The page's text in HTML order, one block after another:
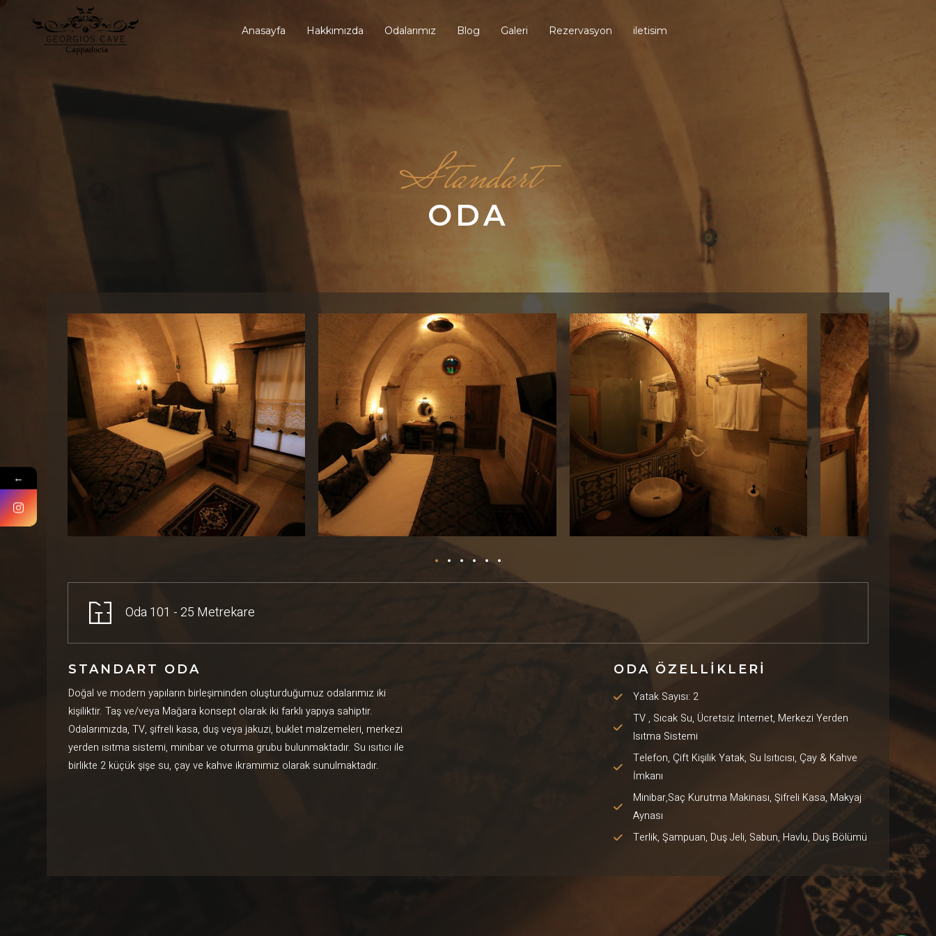
Anasayfa Hakkımızda Odalarımız Blog Galeri Rezervasyon iletisim
Standart
ODA
Oda 101 - 25 Metrekare
STANDART ODA
Doğal ve modern yapıların birleşiminden oluşturduğumuz odalarımız iki
kişiliktir. Taş ve/veya Mağara konsept olarak iki farklı yapıya sahiptir.
Odalarımızda, TV, şifreli kasa, duş veya jakuzi, buklet malzemeleri, merkezi
yerden ısıtma sistemi, minibar ve oturma grubu bulunmaktadır. Su ısıtıcı ile
birlikte 2 küçük şişe su, çay ve kahve ikramımız olarak sunulmaktadır.
ODA ÖZELLİKLERİ
Yatak Sayısı: 2
TV , Sıcak Su, Ücretsiz İnternet, Merkezi Yerden
Isıtma Sistemi
Telefon, Çift Kişilik Yatak, Su Isıtıcısı, Çay & Kahve
İmkanı
Minibar,Saç Kurutma Makinası, Şifreli Kasa, Makyaj
Aynası
Terlik, Şampuan, Duş Jeli, Sabun, Havlu, Duş Bölümü
←